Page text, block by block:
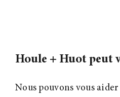
Houle + Huot peut
Nous pouvons vous